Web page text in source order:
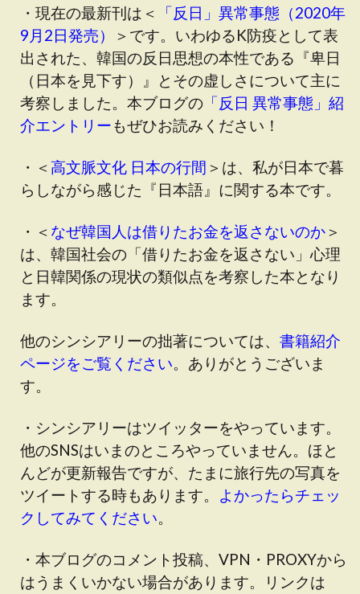
・現在の最新刊は＜
「反日」異常事態（2020年
9月2日発売）
＞です。いわゆるK防疫として表
出された、韓国の反日思想の本性である『卑日
（日本を見下す）』とその虚しさについて主に
考察しました。本ブログの 「反日 異常事態」紹
介エントリーもぜひお読みください！
・＜高文脈文化 日本の行間 ＞は、私が日本で暮
らしながら感じた『日本語』に関する本です。
・＜ なぜ韓国人は借りたお金を返さないのか＞
は、韓国社会の「借りたお金を返さない」心理
と日韓関係の現状の類似点を考察した本となり
ます。
他のシンシアリーの拙著については、 書籍紹介
ページをご覧ください。ありがとうございま
す。
・シンシアリーはツイッターをやっています。
他のSNSはいまのところやっていません。ほと
んどが更新報告ですが、たまに旅行先の写真を
ツイートする時もあります。 よかったらチェッ
クしてみてください。
・本ブログのコメント投稿、VPN・PROXYから
はうまくいかない場合があります。リンクは